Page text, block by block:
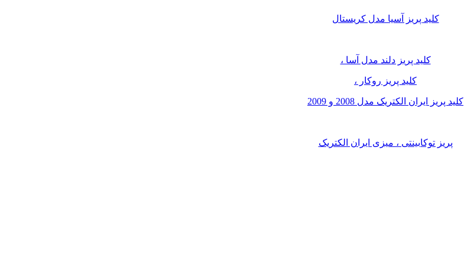
کلید پریز آسیا مدل کریستال
کلید پریز دلند مدل آسا ،
کلید پریز روکار ،
کلید پریز ایران الکتریک مدل 2008 و 2009
پریز توکابینتی ، میزی ایران الکتریک